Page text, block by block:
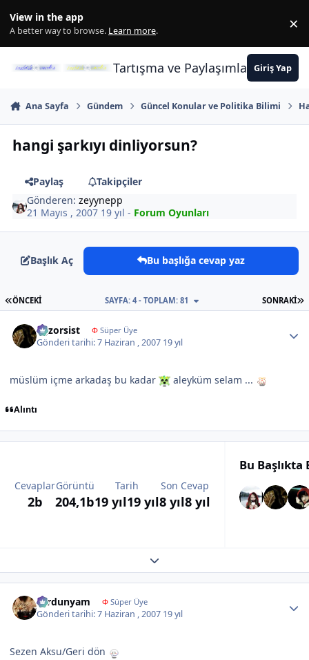
View in the app
A better way to browse. Learn more. ×
Tartışma ve PaylaşımlarınGiriş Yap
Ana Sayfa Gündem Güncel Konular ve Politika Bilimi
hangi şarkıyı dinliyorsun?
Paylaş
Takipçiler
Gönderen:zeyynepp
21 Mayıs , 2007 19 yıl - Forum Oyunları
Başlık Aç Bu başlığa cevap yaz
İLK SAYFA
ÖNCEKI SONRAKI
SAYFA: 4 - TOPLAM: 81
egzorsist ΦSüper Üye
Gönderi tarihi:7 Haziran , 2007 19 yıl
müslüm içme arkadaş bu kadar aleyküm selam ...
Alıntı
Cevaplar
2b
Görüntü
204,1b
Tarih
19 yıl19 yıl
Son Cevap
8 yıl8 yıl
Bu
Expand topic overview
sardunyam ΦSüper Üye
Gönderi tarihi:7 Haziran , 2007 19 yıl
Sezen Aksu/Geri dön